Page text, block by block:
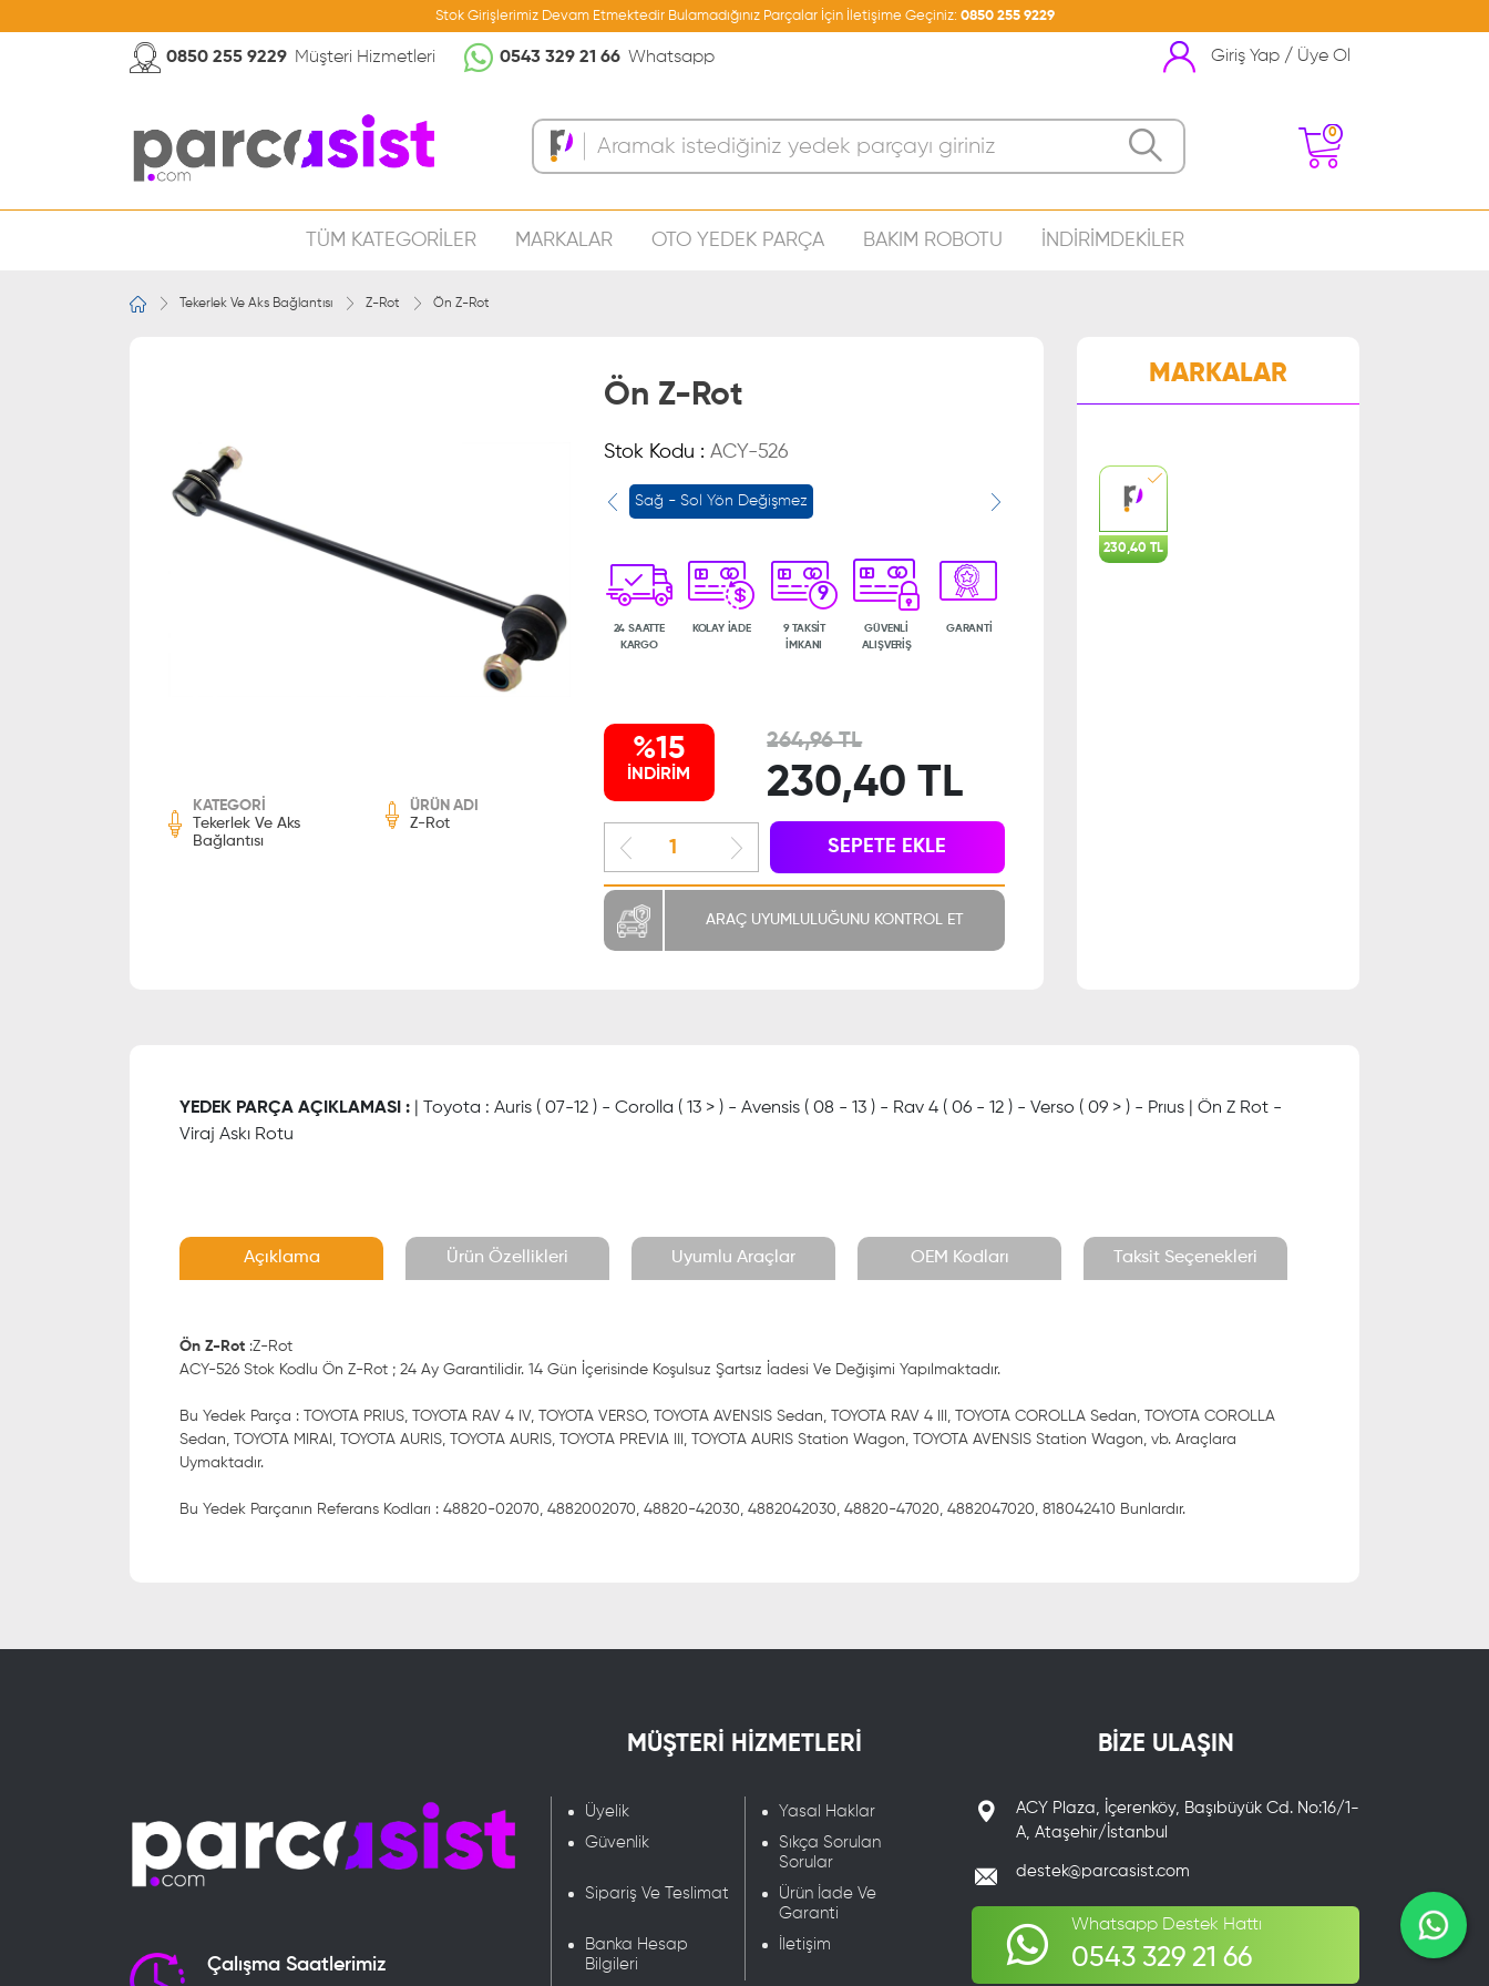
Stok Girişlerimiz Devam Etmektedir Bulamadığınız Parçalar İçin İletişime Geçiniz: 0850 255 9229
0850 255 9229 Müşteri Hizmetleri 0543 329 21 66 Whatsapp Giriş Yap / Üye Ol
0
TÜM KATEGORİLER MARKALAR OTO YEDEK PARÇA BAKIM ROBOTU İNDİRİMDEKİLER
Tekerlek Ve Aks Bağlantısı Z-Rot Ön Z-Rot
KATEGORİ
Tekerlek Ve Aks
Bağlantısı
ÜRÜN ADI
Z-Rot
Ön Z-Rot
Stok Kodu : ACY-526
Sağ - Sol Yön Değişmez
24 SAATTE
KARGO
KOLAY İADE
9
9 TAKSİT
İMKANI
GÜVENLİ
ALIŞVERİŞ
GARANTİ
%15
İNDİRİM
264,96 TL
230,40 TL
SEPETE EKLE
ARAÇ UYUMLULUĞUNU KONTROL ET
MARKALAR
230,40 TL
YEDEK PARÇA AÇIKLAMASI : | Toyota : Auris ( 07-12 ) - Corolla ( 13 > ) - Avensis ( 08 - 13 ) - Rav 4 ( 06 - 12 ) - Verso ( 09 > ) - Prıus | Ön Z Rot -
Viraj Askı Rotu
Açıklama Ürün Özellikleri Uyumlu Araçlar OEM Kodları Taksit Seçenekleri
Ön Z-Rot :Z-Rot
ACY-526 Stok Kodlu Ön Z-Rot ; 24 Ay Garantilidir. 14 Gün İçerisinde Koşulsuz Şartsız İadesi Ve Değişimi Yapılmaktadır.
Bu Yedek Parça : TOYOTA PRIUS, TOYOTA RAV 4 IV, TOYOTA VERSO, TOYOTA AVENSIS Sedan, TOYOTA RAV 4 III, TOYOTA COROLLA Sedan, TOYOTA COROLLA
Sedan, TOYOTA MIRAI, TOYOTA AURIS, TOYOTA AURIS, TOYOTA PREVIA III, TOYOTA AURIS Station Wagon, TOYOTA AVENSIS Station Wagon, vb. Araçlara
Uymaktadır.
Bu Yedek Parçanın Referans Kodları : 48820-02070, 4882002070, 48820-42030, 4882042030, 48820-47020, 4882047020, 818042410 Bunlardır.
Çalışma Saatlerimiz
MÜŞTERİ HİZMETLERİ
Üyelik
Yasal Haklar
Güvenlik
Sıkça Sorulan
Sorular
Sipariş Ve Teslimat
Ürün İade Ve
Garanti
Banka Hesap
Bilgileri
İletişim
BİZE ULAŞIN
ACY Plaza, İçerenköy, Başıbüyük Cd. No:16/1-
A, Ataşehir/İstanbul
destek@parcasist.com
Whatsapp Destek Hattı
0543 329 21 66